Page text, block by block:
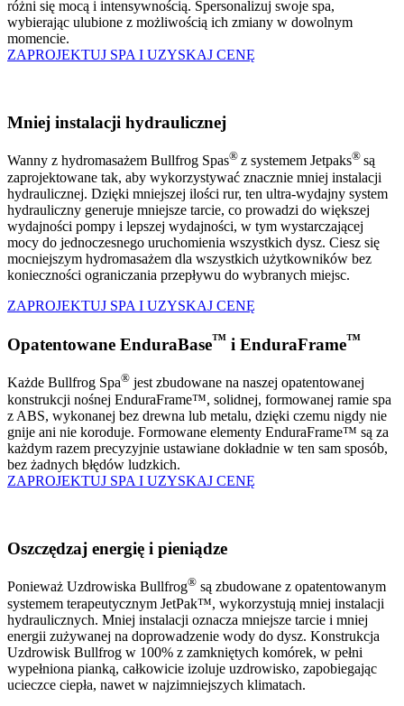
różni się mocą i intensywnością. Spersonalizuj swoje spa,
wybierając ulubione z możliwością ich zmiany w dowolnym
momencie.
ZAPROJEKTUJ SPA I UZYSKAJ CENĘ
Mniej instalacji hydraulicznej
Wanny z hydromasażem Bullfrog Spas® z systemem Jetpaks® są
zaprojektowane tak, aby wykorzystywać znacznie mniej instalacji
hydraulicznej. Dzięki mniejszej ilości rur, ten ultra-wydajny system
hydrauliczny generuje mniejsze tarcie, co prowadzi do większej
wydajności pompy i lepszej wydajności, w tym wystarczającej
mocy do jednoczesnego uruchomienia wszystkich dysz. Ciesz się
mocniejszym hydromasażem dla wszystkich użytkowników bez
konieczności ograniczania przepływu do wybranych miejsc.
ZAPROJEKTUJ SPA I UZYSKAJ CENĘ
Opatentowane EnduraBase™ i EnduraFrame™
Każde Bullfrog Spa® jest zbudowane na naszej opatentowanej
konstrukcji nośnej EnduraFrame™, solidnej, formowanej ramie spa
z ABS, wykonanej bez drewna lub metalu, dzięki czemu nigdy nie
gnije ani nie koroduje. Formowane elementy EnduraFrame™ są za
każdym razem precyzyjnie ustawiane dokładnie w ten sam sposób,
bez żadnych błędów ludzkich.
ZAPROJEKTUJ SPA I UZYSKAJ CENĘ
Oszczędzaj energię i pieniądze
Ponieważ Uzdrowiska Bullfrog® są zbudowane z opatentowanym
systemem terapeutycznym JetPak™, wykorzystują mniej instalacji
hydraulicznych. Mniej instalacji oznacza mniejsze tarcie i mniej
energii zużywanej na doprowadzenie wody do dysz. Konstrukcja
Uzdrowisk Bullfrog w 100% z zamkniętych komórek, w pełni
wypełniona pianką, całkowicie izoluje uzdrowisko, zapobiegając
ucieczce ciepła, nawet w najzimniejszych klimatach.